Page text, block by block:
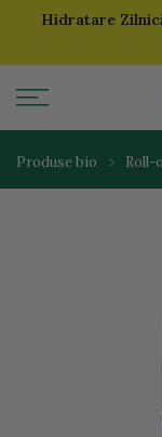
SariHidratare
Produse bio Roll-